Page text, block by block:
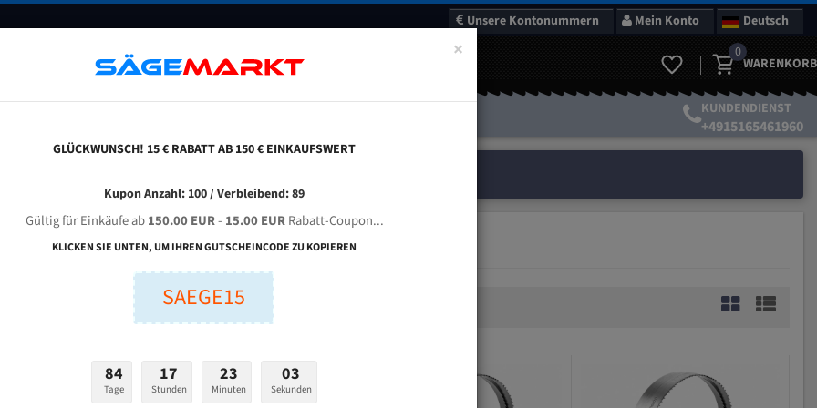
Unsere Kontonummern Mein Konto Deutsch
FAQ GUTSCHEINE BLOG KONTAKT
0
WARENKORB
KUNDENDIENST
+4915165461960
für Promax
×
GLÜCKWUNSCH! 15 € RABATT AB 150 € EINKAUFSWERT
Kupon Anzahl: 100 / Verbleibend: 89
Gültig für Einkäufe ab150.00 EUR- 15.00 EURRabatt-Coupon...
KLICKEN SIE UNTEN, UM IHREN GUTSCHEINCODE ZU KOPIEREN
SAEGE15
84
Tage
17
Stunden
23
Minuten
02
Sekunden